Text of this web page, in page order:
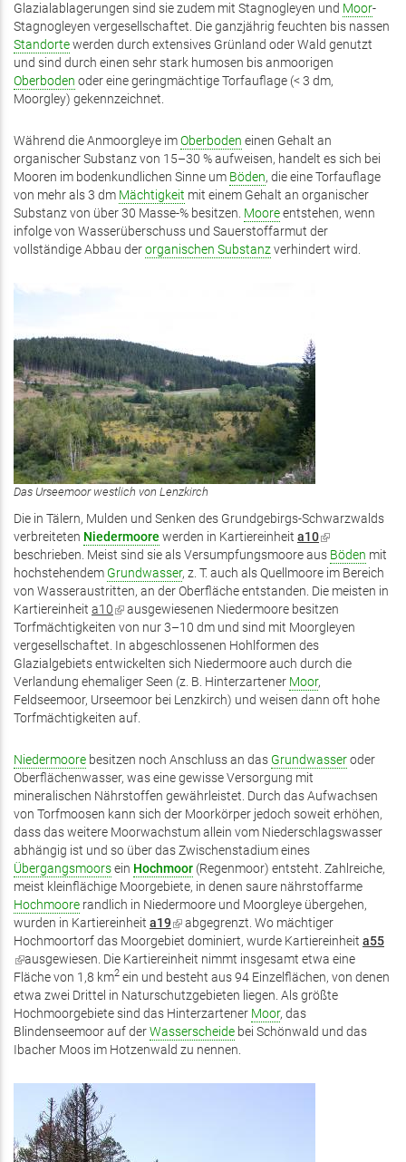
Glazialablagerungen sind sie zudem mit Stagnogleyen und Moor-
Stagnogleyen vergesellschaftet. Die ganzjährig feuchten bis nassen
Standortewerden durch extensives Grünland oder Wald genutzt
und sind durch einen sehr stark humosen bis anmoorigen
Oberboden oder eine geringmächtige Torfauflage (< 3 dm,
Moorgley) gekennzeichnet.
Während die Anmoorgleye imOberboden einen Gehalt an
organischer Substanz von 15–30 % aufweisen, handelt es sich bei
Mooren im bodenkundlichen Sinne um Böden, die eine Torfauflage
von mehr als 3 dm Mächtigkeit mit einem Gehalt an organischer
Substanz von über 30 Masse-% besitzen. Mooreentstehen, wenn
infolge von Wasserüberschuss und Sauerstoffarmut der
vollständige Abbau derorganischen Substanzverhindert wird.
Das Urseemoor westlich von Lenzkirch
Die in Tälern, Mulden und Senken des Grundgebirgs-Schwarzwalds
verbreiteten Niedermoore werden in Kartiereinheit a10(Link
ist
extern)
beschrieben. Meist sind sie als Versumpfungsmoore aus Böden mit
hochstehendem Grundwasser, z. T. auch als Quellmoore im Bereich
von Wasseraustritten, an der Oberfläche entstanden. Die meisten in
Kartiereinheit a10(Link
ist
extern)
ausgewiesenen Niedermoore besitzen
Torfmächtigkeiten von nur 3–10 dm und sind mit Moorgleyen
vergesellschaftet. In abgeschlossenen Hohlformen des
Glazialgebiets entwickelten sich Niedermoore auch durch die
Verlandung ehemaliger Seen (z. B. Hinterzartener Moor,
Feldseemoor, Urseemoor bei Lenzkirch) und weisen dann oft hohe
Torfmächtigkeiten auf.
Niedermoore besitzen noch Anschluss an das Grundwasseroder
Oberflächenwasser, was eine gewisse Versorgung mit
mineralischen Nährstoffen gewährleistet. Durch das Aufwachsen
von Torfmoosen kann sich der Moorkörper jedoch soweit erhöhen,
dass das weitere Moorwachstum allein vom Niederschlagswasser
abhängig ist und so über das Zwischenstadium eines
Übergangsmoorsein Hochmoor (Regenmoor) entsteht. Zahlreiche,
meist kleinflächige Moorgebiete, in denen saure nährstoffarme
Hochmoore randlich in Niedermoore und Moorgleye übergehen,
wurden in Kartiereinheit a19(Link
ist
extern)
abgegrenzt. Wo mächtiger
Hochmoortorf das Moorgebiet dominiert, wurde Kartiereinheit a55
(Link
ist
extern)
ausgewiesen. Die Kartiereinheit nimmt insgesamt etwa eine
Fläche von 1,8 km2 ein und besteht aus 94 Einzelflächen, von denen
etwa zwei Drittel in Naturschutzgebieten liegen. Als größte
Hochmoorgebiete sind das Hinterzartener Moor, das
Blindenseemoor auf derWasserscheide bei Schönwald und das
Ibacher Moos im Hotzenwald zu nennen.